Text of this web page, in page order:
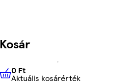
Kosár
0 Ft
Aktuális kosárérték